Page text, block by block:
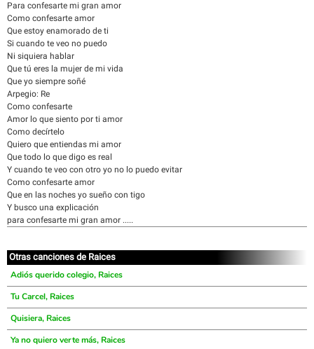
Para confesarte mi gran amor
Como confesarte amor
Que estoy enamorado de ti
Si cuando te veo no puedo
Ni siquiera hablar
Que tú eres la mujer de mi vida
Que yo siempre soñé
Arpegio: Re
Como confesarte
Amor lo que siento por ti amor
Como decírtelo
Quiero que entiendas mi amor
Que todo lo que digo es real
Y cuando te veo con otro yo no lo puedo evitar
Como confesarte amor
Que en las noches yo sueño con tigo
Y busco una explicación
para confesarte mi gran amor .....
Otras canciones de Raices
Adiós querido colegio, Raices
Tu Carcel, Raices
Quisiera, Raices
Ya no quiero verte más, Raices